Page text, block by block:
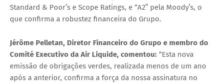
Standard & Poor’s e Scope Ratings, e “A2” pela Moody’s, o
que confirma a robustez financeira do Grupo.
Jérôme Pelletan, Diretor Financeiro do Grupo e membro do
Comité Executivo da Air Liquide, comentou: “Esta nova
emissão de obrigações verdes, realizada menos de um ano
após a anterior, confirma a força da nossa assinatura no